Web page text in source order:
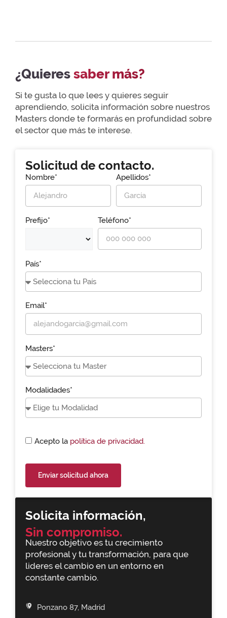
¿Quieressaber más?
Si te gusta lo que lees y quieres seguir
aprendiendo, solicita información sobre nuestros
Masters donde te formarás en profundidad sobre
el sector que más te interese.
Solicita información,
Sin compromiso.
Nuestro objetivo es tu crecimiento
profesional y tu transformación, para que
lideres el cambio en un entorno en
constante cambio.
Ponzano 87, Madrid
Solicitud de contacto.
Nombre* Apellidos*
Prefijo* Teléfono*
País*
Email*
Masters*
Modalidades*
Acepto la política de privacidad.
Enviar solicitud ahora